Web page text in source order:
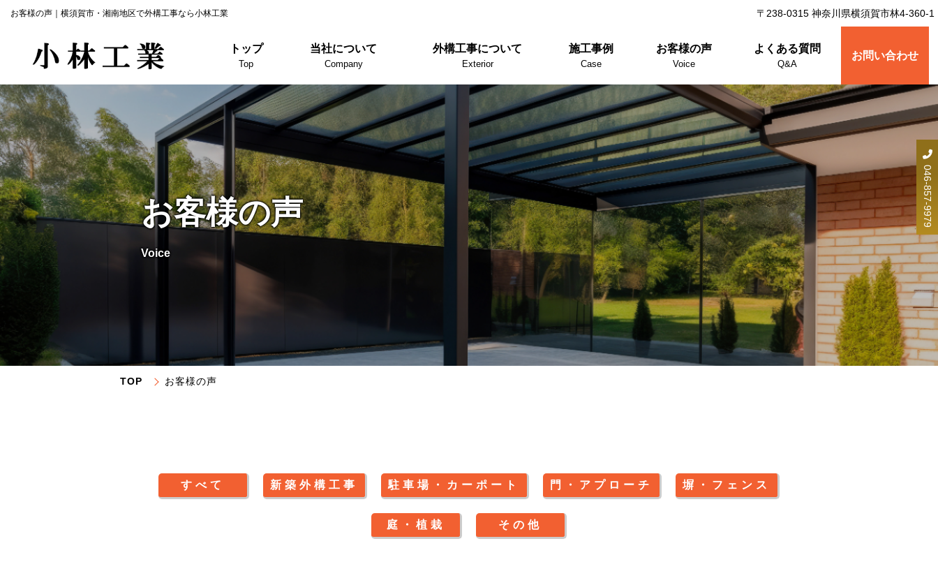
お客様の声｜横須賀市・湘南地区で外構工事なら小林工業 〒238-0315 神奈川県横須賀市林4-360-1
トップ
Top
当社について
Company
外構工事について
Exterior
施工事例
Case
お客様の声
Voice
よくある質問
Q&A
お問い合わせ
お客様の声
Voice
TOP お客様の声
すべて 新築外構工事 駐車場・カーポート 門・アプローチ 塀・フェンス
庭・植栽 その他
046-857-9979